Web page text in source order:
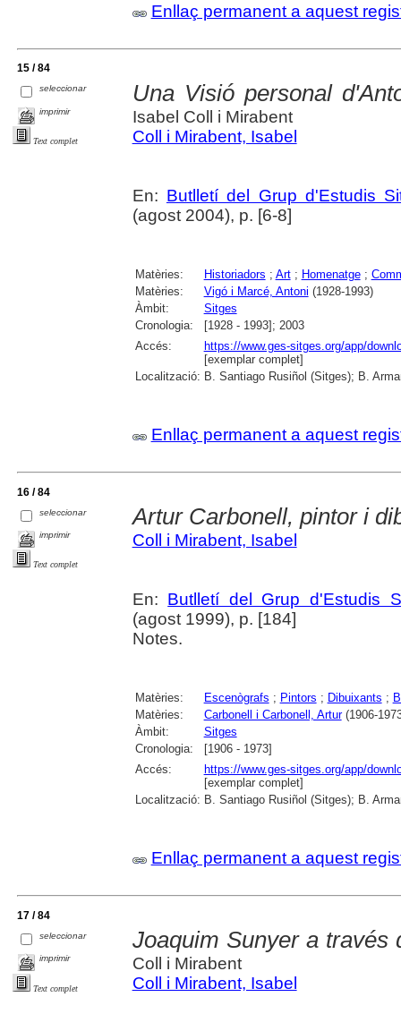
Enllaç permanent a aquest
15 / 84
seleccionar
imprimir
Text complet
Una Visió personal
Isabel Coll i Mirabent
Coll i Mirabent, Isabel
En: Butlletí del Grup d'Estudis
(agost 2004), p. [6-8]
Matèries: Historiadors ; Art; Homenatge;
Matèries:
Vigó i Marcé, Antoni (1928-1993)
Àmbit:
Sitges
Cronologia:
[1928 - 1993]; 2003
Accés:
https://www.ges-sitges.org/app/
[exemplar complet]
Localització: B. Santiago Rusiñol (Sitges); B.
Enllaç permanent a aquest
16 / 84
seleccionar
imprimir
Text complet
Artur Carbonell, pintor i
Coll i Mirabent, Isabel
En: Butlletí del Grup d'Estudis
(agost 1999), p. [184]
Notes.
Matèries: Escenògrafs ; Pintors ; Dibuixants ;
Matèries:
Carbonell i Carbonell, Artur(1906-
Àmbit:
Sitges
Cronologia:
[1906 - 1973]
Accés:
https://www.ges-sitges.org/app/
[exemplar complet]
Localització: B. Santiago Rusiñol (Sitges); B.
Enllaç permanent a aquest
17 / 84
seleccionar
imprimir
Text complet
Joaquim Sunyer a través
Coll i Mirabent
Coll i Mirabent, Isabel